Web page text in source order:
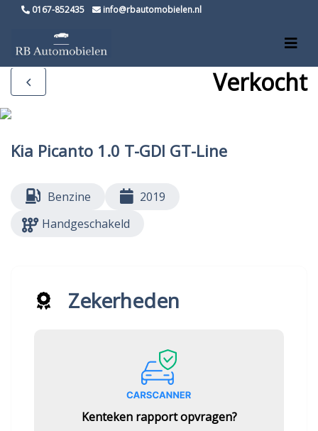
0167-852435 info@rbautomobielen.nl
Verkocht
Kia Picanto 1.0 T-GDI GT-Line
Benzine
2019
Handgeschakeld
Zekerheden
Kenteken rapport opvragen?